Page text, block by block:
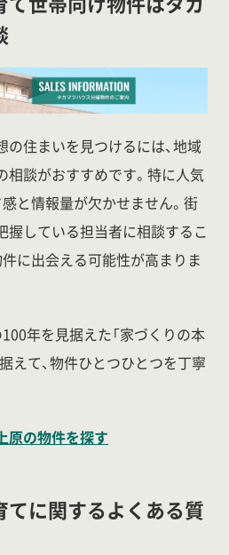
住まいを見つけるには、地域
相談がおすすめです。特に人気
と情報量が欠かせません。街
握している担当者に相談するこ
に出会える可能性が高まりま
年を見据えた「家づくりの本
えて、物件ひとつひとつを丁寧
原の物件を探す
に関するよくある質